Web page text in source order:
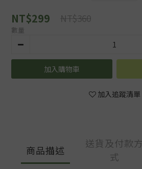
NT$299 NT$360
數量
加入購物車
加入追蹤清單
商品描述
送貨及付款方
式